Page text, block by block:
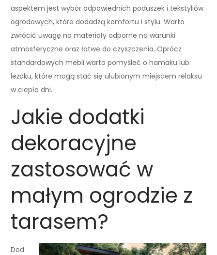
aspektem jest wybór odpowiednich poduszek i tekstyliów
ogrodowych, które dodadzą komfortu i stylu. Warto
zwrócić uwagę na materiały odporne na warunki
atmosferyczne oraz łatwe do czyszczenia. Oprócz
standardowych mebli warto pomyśleć o hamaku lub
leżaku, które mogą stać się ulubionym miejscem relaksu
w ciepłe dni.
Jakie dodatki
dekoracyjne
zastosować w
małym ogrodzie z
tarasem?
Dod